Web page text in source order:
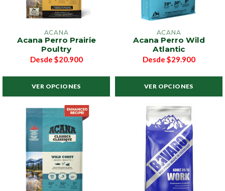
ACANA
Acana Perro Prairie
Poultry
Desde $20.900
VER OPCIONES
ACANA
Acana Perro Wild
Atlantic
Desde $29.900
VER OPCIONES